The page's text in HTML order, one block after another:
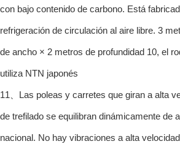
con bajo contenido de carbono. Está
refrigeración de circulación al aire libre. 3
de ancho × 2 metros de profundidad 10, el
utiliza NTN japonés
11、Las poleas y carretes que giran a alta
de trefilado se equilibran dinámicamente de
nacional. No hay vibraciones a alta